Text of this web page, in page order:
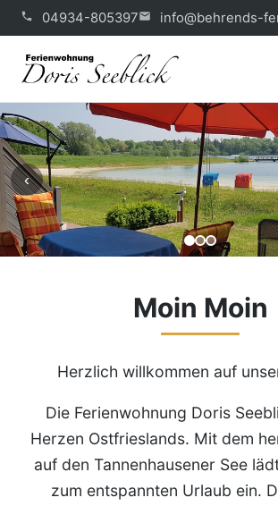
04934-805397 info@behrends-
‹
Moin Moin
Herzlich willkommen auf
Die Ferienwohnung Doris
Herzen Ostfrieslands. Mit dem
auf den Tannenhausener See
zum entspannten Urlaub ein.